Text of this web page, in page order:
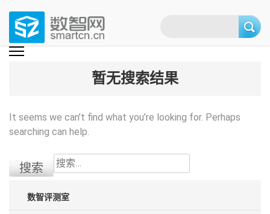
content
(Press
数智网
智能家居第一资讯门户 | 智能家居系统，智能家居产品，智能家居解决方
暂无搜索结果
It seems we can’t find what you’re looking for. Perhaps
searching can help.
搜
索：
数智评测室